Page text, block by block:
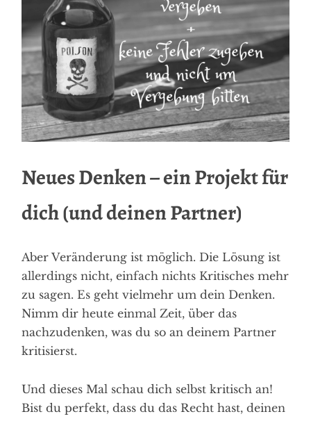
Neues Denken – ein Projekt für
dich (und deinen Partner)
Aber Veränderung ist möglich. Die Lösung ist
allerdings nicht, einfach nichts Kritisches mehr
zu sagen. Es geht vielmehr um dein Denken.
Nimm dir heute einmal Zeit, über das
nachzudenken, was du so an deinem Partner
kritisierst.
Und dieses Mal schau dich selbst kritisch an!
Bist du perfekt, dass du das Recht hast, deinen